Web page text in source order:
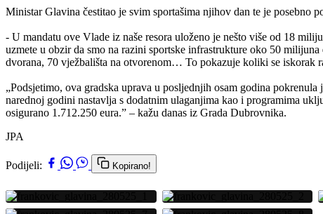
Ministar Glavina čestitao je svim sportašima njihov dan te je posebno
- U mandatu ove Vlade iz naše resora uloženo je nešto više od 18
uzmete u obzir da smo na razini sportske infrastrukture oko 50
dvorana, 70 vježbališta na otvorenom… To pokazuje koliki se iskorak
„Podsjetimo, ova gradska uprava u posljednjih osam godina
narednoj godini nastavlja s dodatnim ulaganjima kao i programima
osigurano 1.712.250 eura.” – kažu danas iz Grada Dubrovnika.
JPA
Podijeli: Kopirano!